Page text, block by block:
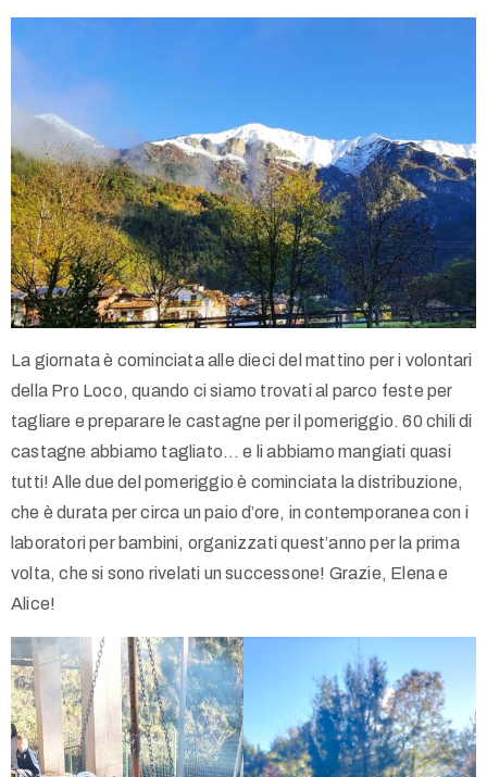
La giornata è cominciata alle dieci del mattino per i volontari
della Pro Loco, quando ci siamo trovati al parco feste per
tagliare e preparare le castagne per il pomeriggio. 60 chili di
castagne abbiamo tagliato… e li abbiamo mangiati quasi
tutti! Alle due del pomeriggio è cominciata la distribuzione,
che è durata per circa un paio d’ore, in contemporanea con i
laboratori per bambini, organizzati quest’anno per la prima
volta, che si sono rivelati un successone! Grazie, Elena e
Alice!